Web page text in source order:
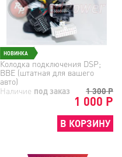
НОВИНКА
Колодка подключения DSP;
BBE (штатная для вашего
авто)
1 300Р
1 000 Р
Наличие под заказ
В КОРЗИНУ